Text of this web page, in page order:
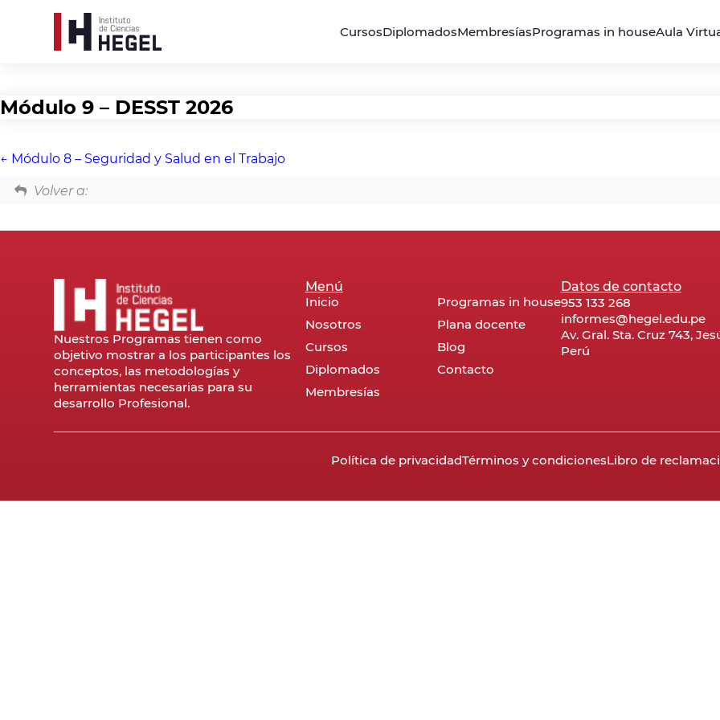
CursosDiplomadosMembresíasProgramas in houseAula
Módulo 9 – DESST 2026
Módulo 8 – Seguridad y Salud en el Trabajo
Volver a:
Nuestros Programas tienen como
objetivo mostrar a los participantes los
conceptos, las metodologías y
herramientas necesarias para su
desarrollo Profesional.
Menú
Inicio
Nosotros
Cursos
Diplomados
Membresías
Programas in house
Plana docente
Blog
Contacto
Datos de contacto
953 133 268
informes@hegel.edu.pe
Av. Gral. Sta. Cruz 743,
Perú
Política de privacidadTérminos y condicionesLibro de